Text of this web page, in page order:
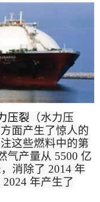
压裂 （水力压
面产生了惊人的
这些燃料中的第
气产量从 5500 亿
消除了 2014 年
2024 年产生了